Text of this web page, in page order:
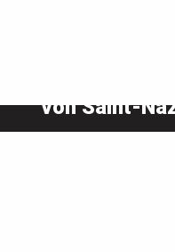
von Saint-